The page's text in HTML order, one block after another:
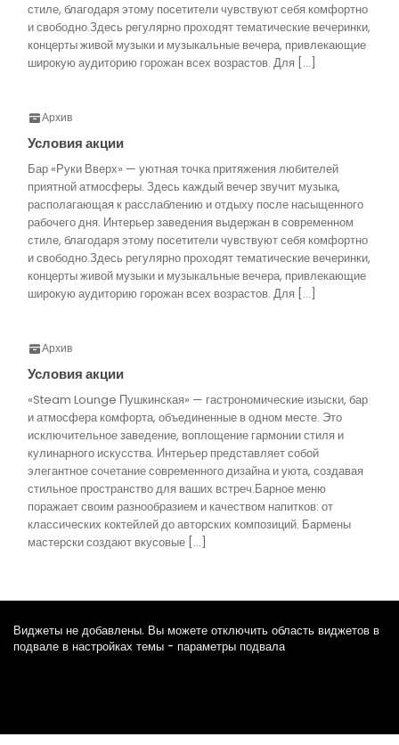
стиле, благодаря этому посетители чувствуют себя комфортно
и свободно.Здесь регулярно проходят тематические вечеринки,
концерты живой музыки и музыкальные вечера, привлекающие
широкую аудиторию горожан всех возрастов. Для […]
Архив
Условия акции
Бар «Руки Вверх» — уютная точка притяжения любителей
приятной атмосферы. Здесь каждый вечер звучит музыка,
располагающая к расслаблению и отдыху после насыщенного
рабочего дня. Интерьер заведения выдержан в современном
стиле, благодаря этому посетители чувствуют себя комфортно
и свободно.Здесь регулярно проходят тематические вечеринки,
концерты живой музыки и музыкальные вечера, привлекающие
широкую аудиторию горожан всех возрастов. Для […]
Архив
Условия акции
«Steam Lounge Пушкинская» — гастрономические изыски, бар
и атмосфера комфорта, объединенные в одном месте. Это
исключительное заведение, воплощение гармонии стиля и
кулинарного искусства. Интерьер представляет собой
элегантное сочетание современного дизайна и уюта, создавая
стильное пространство для ваших встреч.Барное меню
поражает своим разнообразием и качеством напитков: от
классических коктейлей до авторских композиций. Бармены
мастерски создают вкусовые […]
Виджеты не добавлены. Вы можете отключить область виджетов в
подвале в настройках темы - параметры подвала